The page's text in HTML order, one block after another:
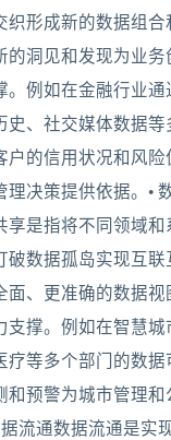
织形成新的数据组
的洞见和发现为业
。例如在金融行业
史、社交媒体数据等
户的信用状况和风
理决策提供依据。•
享是指将不同领域
破数据孤岛实现互
面、更准确的数据
支撑。例如在智慧
疗等多个部门的数
和预警为城市管理
流通数据流通是实